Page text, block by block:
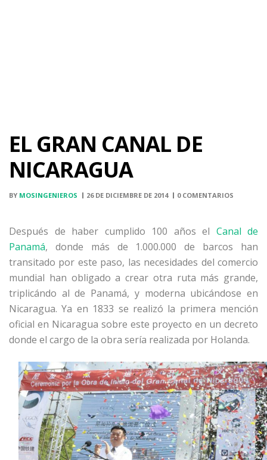
EL GRAN CANAL DE
NICARAGUA
BY MOSINGENIEROS 26 DE DICIEMBRE DE 2014 0 COMENTARIOS
Después de haber cumplido 100 años el Canal de
Panamá, donde más de 1.000.000 de barcos han
transitado por este paso, las necesidades del comercio
mundial han obligado a crear otra ruta más grande,
triplicándo al de Panamá, y moderna ubicándose en
Nicaragua. Ya en 1833 se realizó la primera mención
oficial en Nicaragua sobre este proyecto en un decreto
donde el cargo de la obra sería realizada por Holanda.